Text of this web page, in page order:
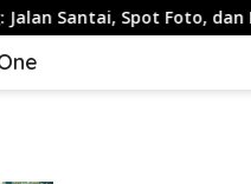
Spot Foto, dan